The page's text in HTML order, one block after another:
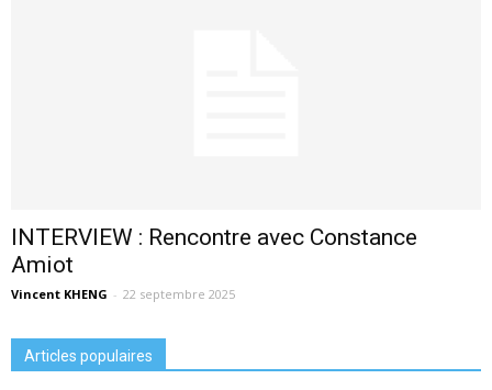
INTERVIEW : Rencontre avec Constance
Amiot
Vincent KHENG - 22 septembre 2025
Articles populaires